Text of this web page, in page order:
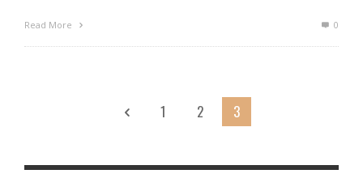
Read More 0
1 2 3